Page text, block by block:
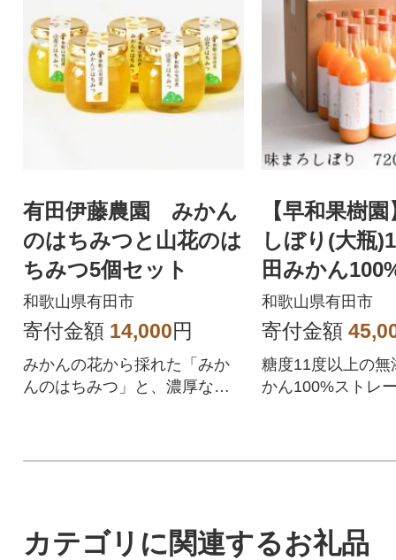
有田伊藤農園 みかん
のはちみつと山花のは
ちみつ5個セット
和歌山県有田市
寄付金額 14,000円
みかんの花から採れた「みか
んのはちみつ」と、濃厚な味
【早和果樹
しぼり(大瓶
田みかん
ートジュース
和歌山県有田市
寄付金額
糖度11度以上の無
かん100%ストレ
カテゴリに関連するお礼品